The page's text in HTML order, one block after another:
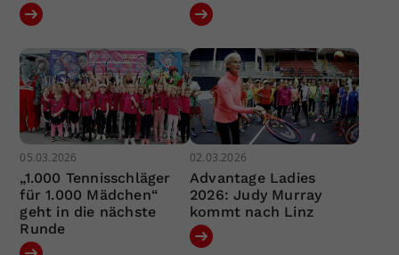
05.03.2026
„1.000 Tennisschläger
für 1.000 Mädchen“
geht in die nächste
Runde
02.03.2026
Advantage Ladies
2026: Judy Murray
kommt nach Linz